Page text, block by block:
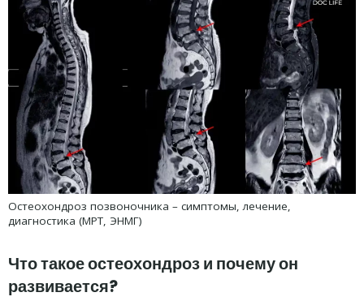
Остеохондроз позвоночника – симптомы, лечение,
диагностика (МРТ, ЭНМГ)
Что такое остеохондроз и почему он
развивается?